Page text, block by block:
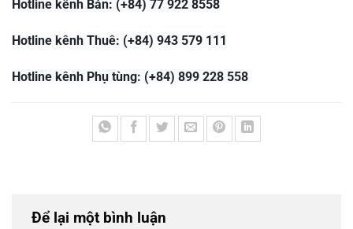
Hotline kênh Bán: (+84) 77 922 8558
Hotline kênh Thuê: (+84) 943 579 111
Hotline kênh Phụ tùng: (+84) 899 228 558
Để lại một bình luận